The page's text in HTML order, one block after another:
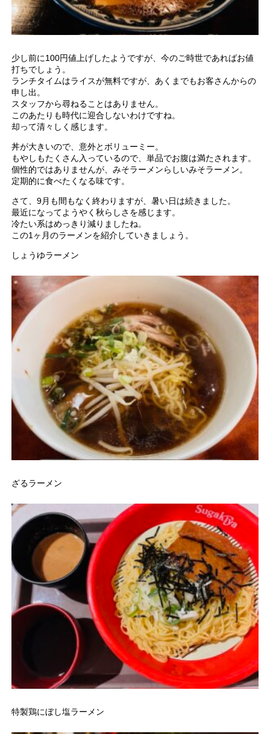
少し前に100円値上げしたようですが、今のご時世であればお値
打ちでしょう。
ランチタイムはライスが無料ですが、あくまでもお客さんからの
申し出。
スタッフから尋ねることはありません。
このあたりも時代に迎合しないわけですね。
却って清々しく感じます。
丼が大きいので、意外とボリューミー。
もやしもたくさん入っているので、単品でお腹は満たされます。
個性的ではありませんが、みそラーメンらしいみそラーメン。
定期的に食べたくなる味です。
さて、9月も間もなく終わりますが、暑い日は続きました。
最近になってようやく秋らしさを感じます。
冷たい系はめっきり減りましたね。
この1ヶ月のラーメンを紹介していきましょう。
しょうゆラーメン
ざるラーメン
特製鶏にぼし塩ラーメン